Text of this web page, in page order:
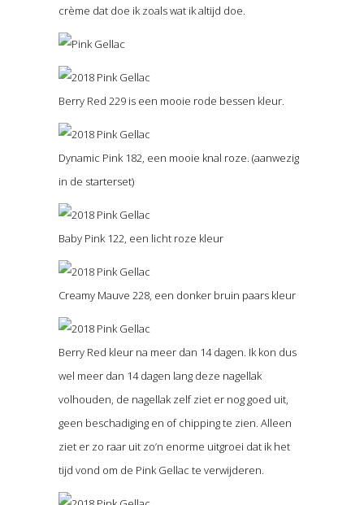
crème dat doe ik zoals wat ik altijd doe.
Berry Red 229 is een mooie rode bessen kleur.
Dynamic Pink 182, een mooie knal roze. (aanwezig
in de starterset)
Baby Pink 122, een licht roze kleur
Creamy Mauve 228, een donker bruin paars kleur
Berry Red kleur na meer dan 14 dagen. Ik kon dus
wel meer dan 14 dagen lang deze nagellak
volhouden, de nagellak zelf ziet er nog goed uit,
geen beschadiging en of chipping te zien. Alleen
ziet er zo raar uit zo’n enorme uitgroei dat ik het
tijd vond om de Pink Gellac te verwijderen.